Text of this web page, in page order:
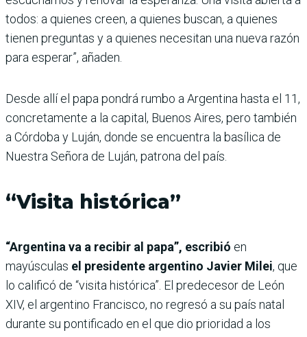
todos: a quienes creen, a quienes buscan, a quienes
tienen preguntas y a quienes necesitan una nueva razón
para esperar”, añaden.
Desde allí el papa pondrá rumbo a Argentina hasta el 11,
concretamente a la capital, Buenos Aires, pero también
a Córdoba y Luján, donde se encuentra la basílica de
Nuestra Señora de Luján, patrona del país.
“Visita histórica”
“Argentina va a recibir al papa”, escribió en
mayúsculas el presidente argentino Javier Milei, que
lo calificó de “visita histórica”. El predecesor de León
XIV, el argentino Francisco, no regresó a su país natal
durante su pontificado en el que dio prioridad a los